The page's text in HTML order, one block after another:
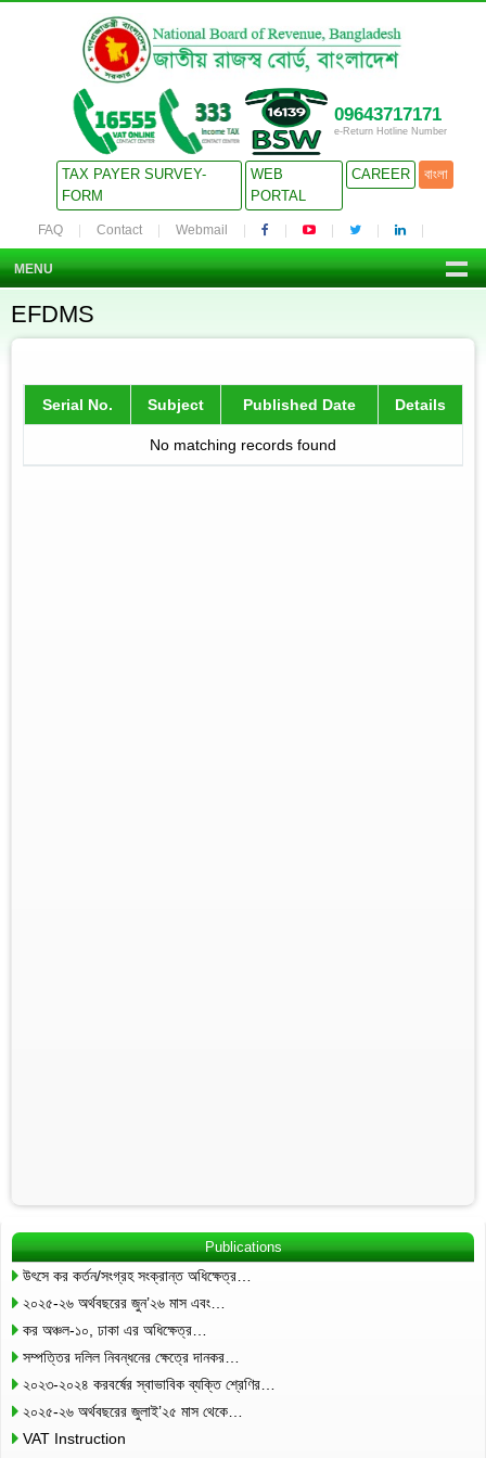
09643717171
e-Return Hotline Number
TAX PAYER SURVEY-
FORM
WEB
PORTAL
CAREER বাংলা
FAQ Contact Webmail
MENU
EFDMS
Serial No. Subject Published Date Details
No matching records found
Publications
উৎসে কর কর্তন/সংগ্রহ সংক্রান্ত অধিক্ষেত্র…
২০২৫-২৬ অর্থবছরের জুন’২৬ মাস এবং…
কর অঞ্চল-১০, ঢাকা এর অধিক্ষেত্র…
সম্পত্তির দলিল নিবন্ধনের ক্ষেত্রে দানকর…
২০২৩-২০২৪ করবর্ষের স্বাভাবিক ব্যক্তি শ্রেণির…
২০২৫-২৬ অর্থবছরের জুলাই’২৫ মাস থেকে…
VAT Instruction